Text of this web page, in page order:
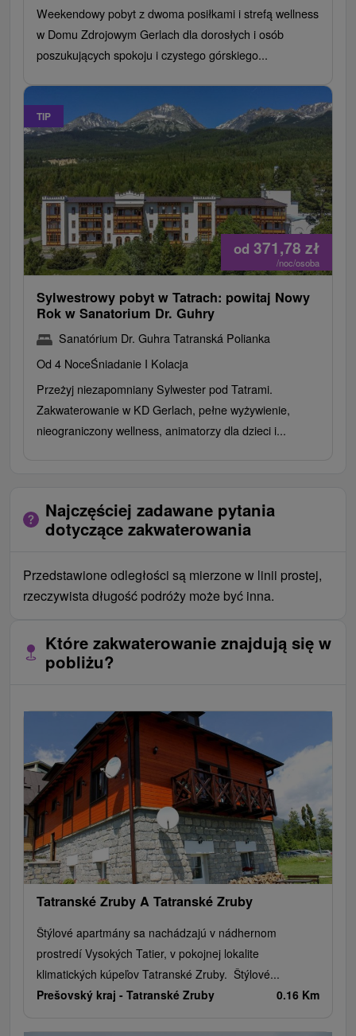
Weekendowy pobyt z dwoma posiłkami i strefą wellness
w Domu Zdrojowym Gerlach dla dorosłych i osób
poszukujących spokoju i czystego górskiego...
TIP
od 371,78 zł
/noc/osoba
Sylwestrowy pobyt w Tatrach: powitaj Nowy
Rok w Sanatorium Dr. Guhry
Sanatórium Dr. Guhra Tatranská Polianka
Od 4 NoceŚniadanie I Kolacja
Przeżyj niezapomniany Sylwester pod Tatrami.
Zakwaterowanie w KD Gerlach, pełne wyżywienie,
nieograniczony wellness, animatorzy dla dzieci i...
Najczęściej zadawane pytania
dotyczące zakwaterowania
Przedstawione odległości są mierzone w linii prostej,
rzeczywista długość podróży może być inna.
Które zakwaterowanie znajdują się w
pobliżu?
Tatranské Zruby A Tatranské Zruby
Štýlové apartmány sa nachádzajú v nádhernom
prostredí Vysokých Tatier, v pokojnej lokalite
klimatických kúpeľov Tatranské Zruby. Štýlové...
Prešovský kraj - Tatranské Zruby 0.16 Km